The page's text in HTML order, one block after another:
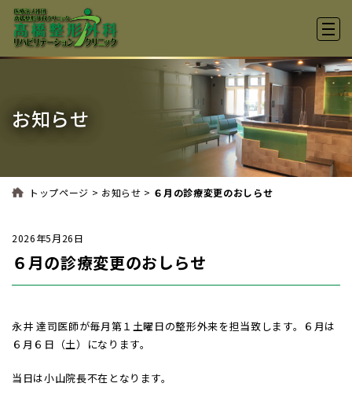
高
お知らせ
トップページ > お知らせ > ６月の診療変更のおしらせ
2026年5月26日
６月の診療変更のおしらせ
永井 達司医師が毎月第１土曜日の整形外来を担当致します。６月は
６月６日（土）になります。
当日は小山院長不在となります。